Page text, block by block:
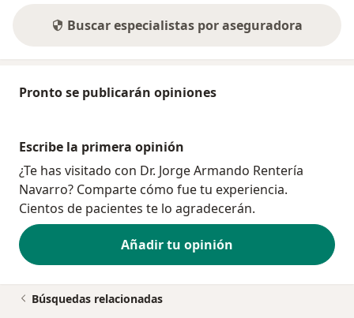
Buscar especialistas por aseguradora
Pronto se publicarán opiniones
Escribe la primera opinión
¿Te has visitado con Dr. Jorge Armando Rentería
Navarro? Comparte cómo fue tu experiencia.
Cientos de pacientes te lo agradecerán.
Añadir tu opinión
Búsquedas relacionadas